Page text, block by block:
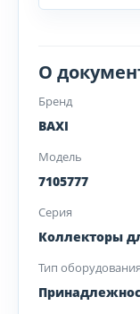
О
Бренд
BAXI
Модель
7105777
Серия
Коллекторы
Тип оборудования